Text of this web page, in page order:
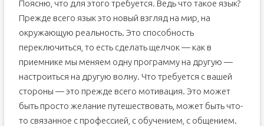
Поясню, что для этого требуется. Ведь что такое язык?
Прежде всего язык это новый взгляд на мир, на
окружающую реальность. Это способность
переключиться, то есть сделать щелчок — как в
приемнике мы меняем одну программу на другую —
настроиться на другую волну. Что требуется с вашей
стороны — это прежде всего мотивация. Это может
быть просто желание путешествовать, может быть что-
то связанное с профессией, с обучением, с общением.